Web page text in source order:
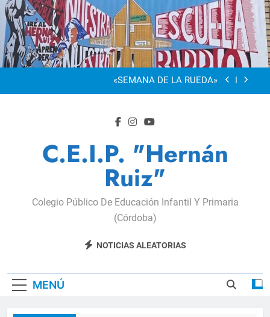
Saltar
al
contenido
“Visibles Sí”
Dia De La Familia
«SEMANA DE LA RUEDA»
Dia De La Familia
«SEMANA DE LA RUEDA»
Apadrinamiento Lector 2026
C.E.I.P. "Hernán
Ruiz"
Colegio Público De Educación Infantil Y Primaria
(Córdoba)
NOTICIAS ALEATORIAS
MENÚ